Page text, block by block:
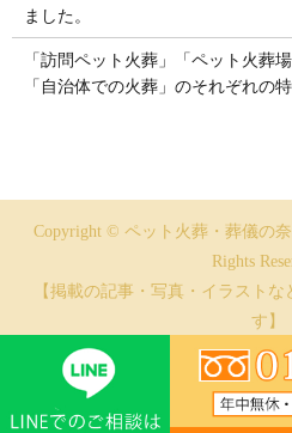
ました。
「訪問ペット火葬」「ペット火葬
「自治体での火葬」のそれぞれの
Copyright © ペット火葬・葬儀の
Rights
【掲載の記事・写真・イラスト
す】